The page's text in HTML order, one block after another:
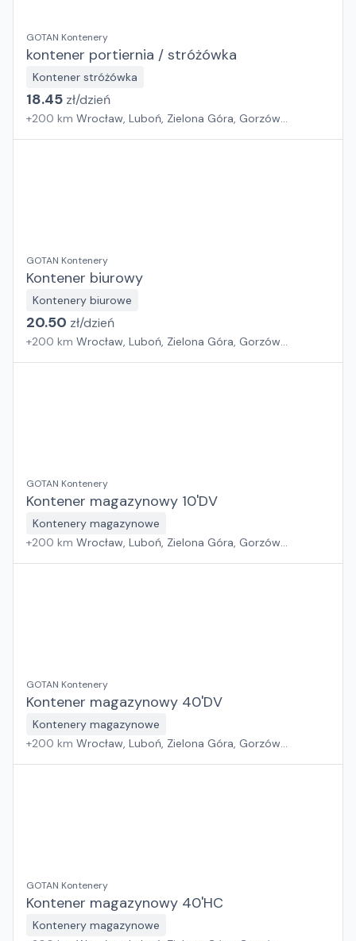
GOTAN Kontenery
kontener portiernia / stróżówka
Kontener stróżówka
18.45 zł/dzień
+200 km Wrocław, Luboń, Zielona Góra, Gorzów
GOTAN Kontenery
Kontener biurowy
Kontenery biurowe
20.50 zł/dzień
+200 km Wrocław, Luboń, Zielona Góra, Gorzów
GOTAN Kontenery
Kontener magazynowy 10'DV
Kontenery magazynowe
+200 km Wrocław, Luboń, Zielona Góra, Gorzów
GOTAN Kontenery
Kontener magazynowy 40'DV
Kontenery magazynowe
+200 km Wrocław, Luboń, Zielona Góra, Gorzów
GOTAN Kontenery
Kontener magazynowy 40'HC
Kontenery magazynowe